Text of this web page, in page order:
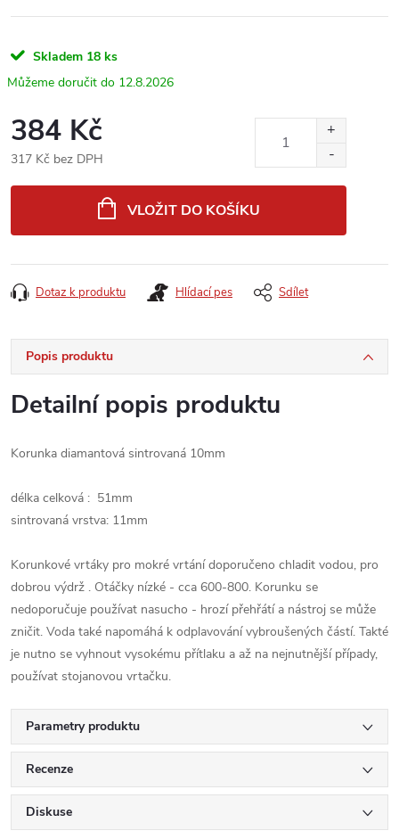
Skladem 18 ks
12.8.2026
384 Kč
317 Kč bez DPH
VLOŽIT DO KOŠÍKU
Dotaz k produktu Hlídací pes Sdílet
Popis produktu
Detailní popis produktu
Korunka diamantová sintrovaná 10mm
délka celková : 51mm
sintrovaná vrstva: 11mm
Korunkové vrtáky pro mokré vrtání doporučeno chladit vodou, pro
dobrou výdrž . Otáčky nízké - cca 600-800. Korunku se
nedoporučuje používat nasucho - hrozí přehřátí a nástroj se může
zničit. Voda také napomáhá k odplavování vybroušených částí. Takté
je nutno se vyhnout vysokému přítlaku a až na nejnutnější případy,
používat stojanovou vrtačku.
Parametry produktu
Recenze
Diskuse